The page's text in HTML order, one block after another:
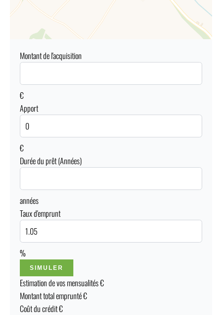
Montant de l'acquisition
€
Apport
€
Durée du prêt (Années)
années
Taux d'emprunt
%
SIMULER
Estimation de vos mensualités€
Montant total emprunté€
Coût du crédit€